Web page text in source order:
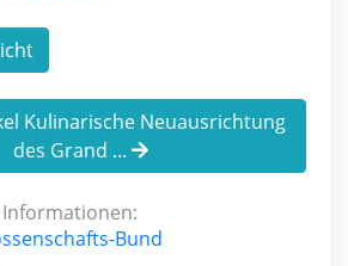
Kulinarische Neuausrichtung
des Grand ...
Bund